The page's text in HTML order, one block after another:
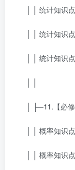
│ │ 统计知识
│ │ 统计知识
│ │ 统计知识
│ ├─11.【必
│ │ 概率知识
│ │ 概率知识